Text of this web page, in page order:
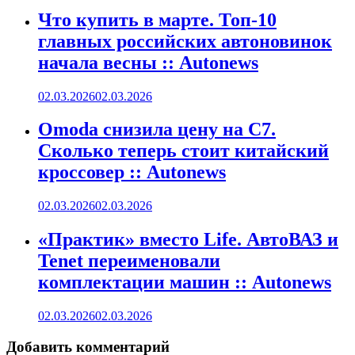
Что купить в марте. Топ-10
главных российских автоновинок
начала весны :: Autonews
02.03.202602.03.2026
Omoda снизила цену на C7.
Сколько теперь стоит китайский
кроссовер :: Autonews
02.03.202602.03.2026
«Практик» вместо Life. АвтоВАЗ и
Tenet переименовали
комплектации машин :: Autonews
02.03.202602.03.2026
Добавить комментарий